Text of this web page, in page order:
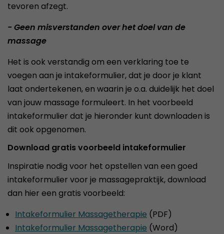
tevoren afzegt.
- Geen misverstanden over het doel van de
massage
Het is ook verstandig om een verklaring toe te
voegen aan je intakeformulier, dat je door je klant
laat ondertekenen, en waarin je o.a. duidelijk het doel
van jouw massage formuleert. In het voorbeeld
intakeformulier dat je hieronder kunt downloaden is
dit ook opgenomen.
Download gratis voorbeeld intakeformulier
Inspiratie nodig voor het opstellen van een goed
intakeformulier voor je massagepraktijk, download
dan hier een gratis voorbeeld:
Intakeformulier Massagetherapie (PDF)
Intakeformulier Massagetherapie (Word)